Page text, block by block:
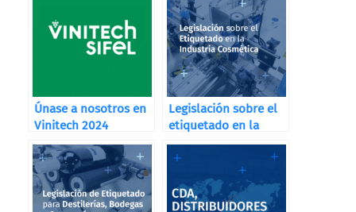
Únase a nosotros en
Vinitech 2024
Legislación sobre el
etiquetado en la
Industria Cosmética